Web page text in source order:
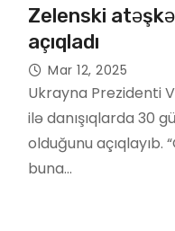
Zelenski
açıqladı
Mar 12, 2025
Ukrayna Prezidenti
ilə danışıqlarda 30
olduğunu açıqlayıb.
buna…